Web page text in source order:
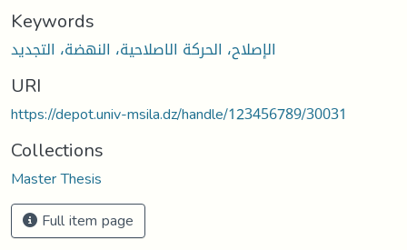
Keywords
الإصلاح، الحركة الاصلاحية، النهضة، التجديد
URI
https://depot.univ-msila.dz/handle/123456789/30031
Collections
Master Thesis
Full item page